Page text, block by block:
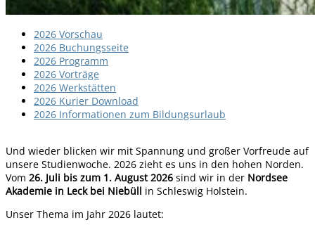
2026 Vorschau
2026 Buchungsseite
2026 Programm
2026 Vorträge
2026 Werkstätten
2026 Kurier Download
2026 Informationen zum Bildungsurlaub
Und wieder blicken wir mit Spannung und großer Vorfreude auf
unsere Studienwoche. 2026 zieht es uns in den hohen Norden.
Vom 26. Juli bis zum 1. August 2026 sind wir in der Nordsee
Akademie in Leck bei Niebüll in Schleswig Holstein.
Unser Thema im Jahr 2026 lautet: